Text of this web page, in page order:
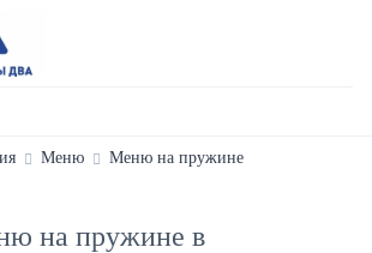
Меню Меню на пружине
на пружине в